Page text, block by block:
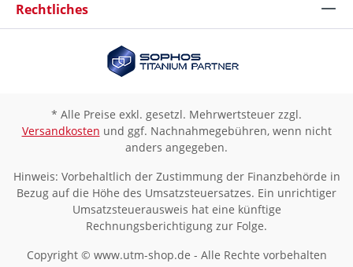
Rechtliches
* Alle Preise exkl. gesetzl. Mehrwertsteuer zzgl.
Versandkosten und ggf. Nachnahmegebühren, wenn nicht
anders angegeben.
Hinweis: Vorbehaltlich der Zustimmung der Finanzbehörde in
Bezug auf die Höhe des Umsatzsteuersatzes. Ein unrichtiger
Umsatzsteuerausweis hat eine künftige
Rechnungsberichtigung zur Folge.
Copyright © www.utm-shop.de - Alle Rechte vorbehalten